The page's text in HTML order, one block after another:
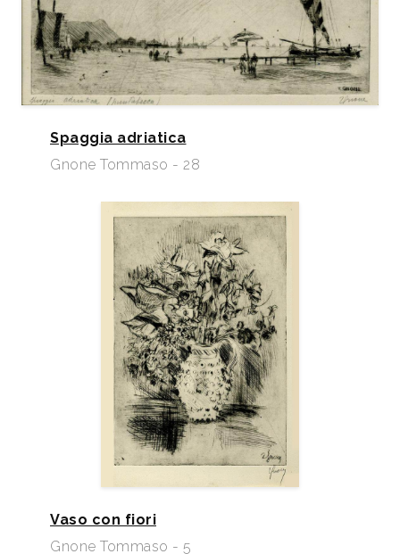
Spaggia adriatica
Gnone Tommaso - 28
Vaso con fiori
Gnone Tommaso - 5